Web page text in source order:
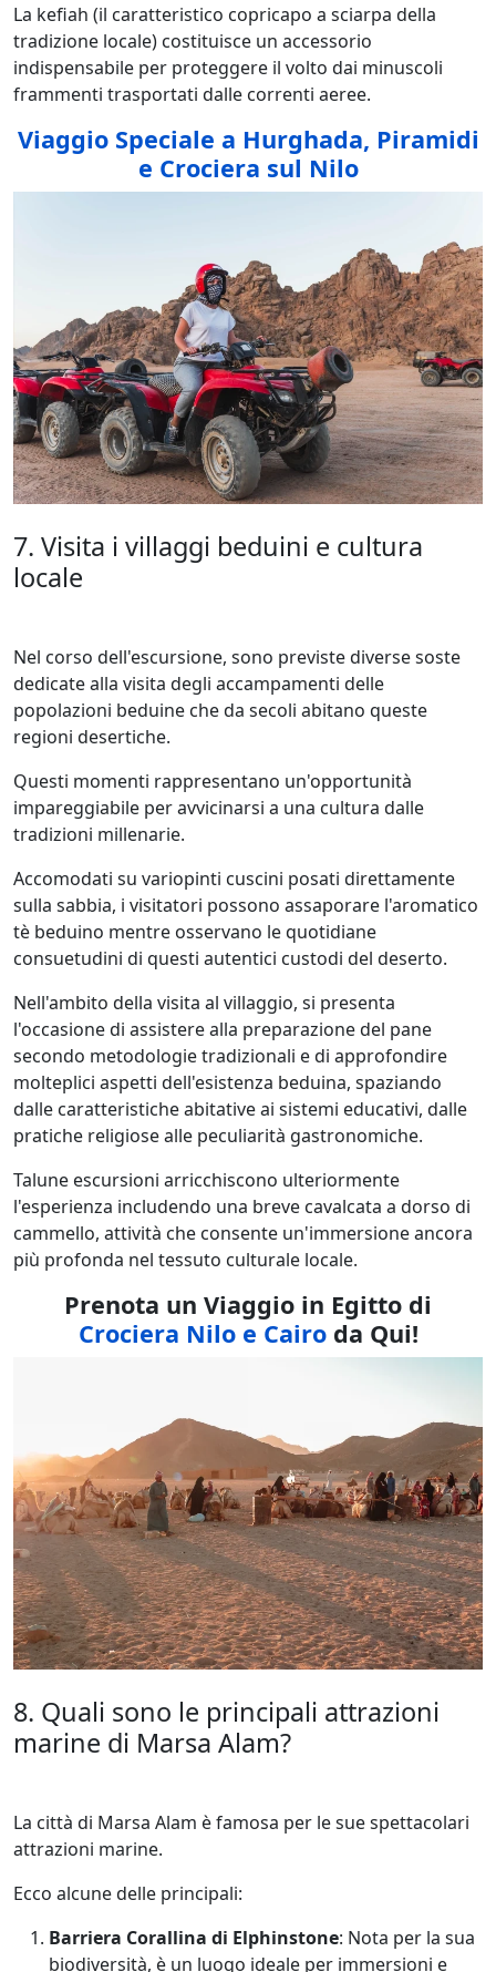
La kefiah (il caratteristico copricapo a sciarpa della
tradizione locale) costituisce un accessorio
indispensabile per proteggere il volto dai minuscoli
frammenti trasportati dalle correnti aeree.
Viaggio Speciale a Hurghada, Piramidi
e Crociera sul Nilo
7. Visita i villaggi beduini e cultura
locale
Nel corso dell'escursione, sono previste diverse soste
dedicate alla visita degli accampamenti delle
popolazioni beduine che da secoli abitano queste
regioni desertiche.
Questi momenti rappresentano un'opportunità
impareggiabile per avvicinarsi a una cultura dalle
tradizioni millenarie.
Accomodati su variopinti cuscini posati direttamente
sulla sabbia, i visitatori possono assaporare l'aromatico
tè beduino mentre osservano le quotidiane
consuetudini di questi autentici custodi del deserto.
Nell'ambito della visita al villaggio, si presenta
l'occasione di assistere alla preparazione del pane
secondo metodologie tradizionali e di approfondire
molteplici aspetti dell'esistenza beduina, spaziando
dalle caratteristiche abitative ai sistemi educativi, dalle
pratiche religiose alle peculiarità gastronomiche.
Talune escursioni arricchiscono ulteriormente
l'esperienza includendo una breve cavalcata a dorso di
cammello, attività che consente un'immersione ancora
più profonda nel tessuto culturale locale.
Prenota un Viaggio in Egitto di
Crociera Nilo e Cairoda Qui!
8. Quali sono le principali attrazioni
marine di Marsa Alam?
La città di Marsa Alam è famosa per le sue spettacolari
attrazioni marine.
Ecco alcune delle principali:
Barriera Corallina di Elphinstone: Nota per la sua
biodiversità, è un luogo ideale per immersioni e